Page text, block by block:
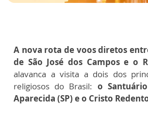
A nova rota de voos diretos
de São José dos Campos e o
alavanca a visita a dois dos
religiosos do Brasil: o
Aparecida (SP) e o Cristo